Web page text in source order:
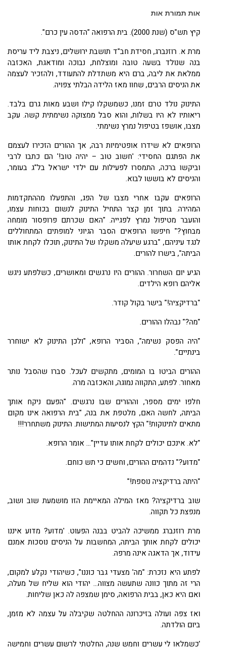
אות תמורת אות
קיץ תש"ס (שנת 2000). בית הרפואה "הדסה עין כרם".
מרת א. רוזנברג, חסידת חב"ד תושבת ירושלים, ניצבת ליד עריסת
בנה שנולד בשעה טובה ומוצלחת, נבוכה ומודאגת, האכזבה
ממלאת את ליבה, ברם היא משתדלת להתעודד, ולהזכיר לעצמה
את הניסים הרבים, שחוו מאז הלידה הבלתי צפויה.
התינוק נולד טרם זמנו, כשמשקלו קילו ושבע מאות גרם בלבד.
ריאותיו לא היו בשלות, והוא סבל ממצוקה נשימתית קשה. עקב
מצבו, אושפז בטיפול נמרץ נשימתי.
הרופאים לא שידרו אופטימיות רבה, אך ההורים הזכירו לעצמם
את הפתגם החסידי: 'חשוב טוב – יהיה טוב!' הם כתבו לרבי
וביקשו ברכה, התמסרו לפעילות עם ילדי ישראל בל"ג בעומר,
והניסים לא בוששו לבוא.
הרופאים עקבו אחרי מצבו של הפג, והתפעלו מההתקדמות
המהירה. בתוך זמן קצר התחיל התינוק לנשום בכוחות עצמו,
והועבר מטיפול נמרץ לפגייה. "האם שכרתם פרופסור מומחה
מבחוץ?" חיפשו הרופאים הסבר הגיוני למופתים המתחוללים
לנגד עיניהם, "ברגע שיעלה משקלו של התינוק, תוכלו לקחת אותו
הביתה", בישרו להורים.
הגיע יום השחרור. ההורים היו נרגשים ומאושרים, כשלפתע ניגש
אליהם רופא הילדים.
"ברדיקציה!" בישר בקול קודר.
"מה?" נבהלו ההורים.
"היה הפסק נשימה", הסביר הרופא, "ולכן התינוק לא ישוחרר
בינתיים".
ההורים הביטו בו המומים, מתקשים לעכל. סברו שהסבל נותר
מאחור. לפתע, התקווה נמוגה, והאכזבה מרה.
חלפו ימים מספר, וההורים שבו נרגשים. "הפעם ניקח אותך
הביתה, לחשה האם, מלטפת את בנה, "בית הרפואה אינו מקום
מתאים לתינוקות!" הקץ לנסיעות המתישות. התינוק משתחרר!!!
"לא. אינכם יכולים לקחת אותו עדיין"... אומר הרופא.
"מדוע?" נדהמים ההורים, וחשים כי תש כוחם.
"היתה ברדיקציה נוספת!"
שוב ברדיקציה? מאז המילה המאיימת הזו מושמעת שוב ושוב,
מנפצת כל תקווה.
מרת רוזנברג ממשיכה להביט בבנה הפעוט. 'מדוע? מדוע איננו
יכולים לקחת אותך הביתה, המחשבות על הניסים נוסכות אמנם
עידוד, אך הדאגה אינה מרפה.
לפתע היא נזכרת: "מה' מצעדי גבר כוננו", כשיהודי נקלע למקום,
הרי זה מתוך כוונה שתעשה מצווה... יהודי הוא שליח של מעלה,
ואם היא כאן, בבית הרפואה, סימן שמצפה לה כאן שליחות.
ואז צפה ועולה בזיכרונה ההחלטה שקיבלה על עצמה לא מזמן,
ביום הולדתה.
'כשמלאו לי עשרים וחמש שנה, החלטתי לרשום עשרים וחמישה